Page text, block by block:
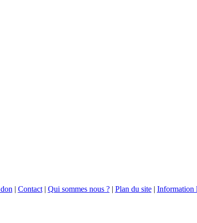
| Contact| Qui sommes nous ?| Plan du site| Information